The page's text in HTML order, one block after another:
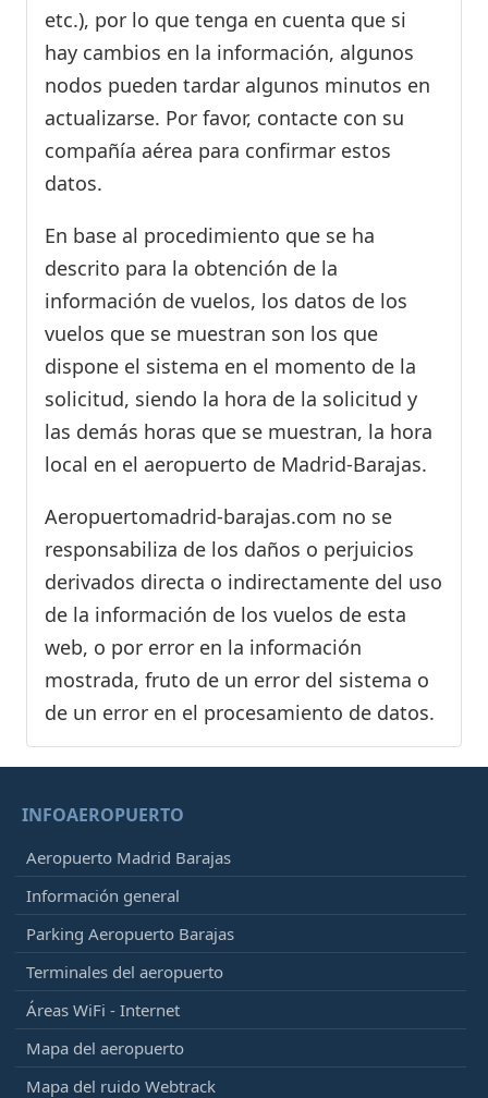
etc.), por lo que tenga en cuenta que si
hay cambios en la información, algunos
nodos pueden tardar algunos minutos en
actualizarse. Por favor, contacte con su
compañía aérea para confirmar estos
datos.
En base al procedimiento que se ha
descrito para la obtención de la
información de vuelos, los datos de los
vuelos que se muestran son los que
dispone el sistema en el momento de la
solicitud, siendo la hora de la solicitud y
las demás horas que se muestran, la hora
local en el aeropuerto de Madrid-Barajas.
Aeropuertomadrid-barajas.com no se
responsabiliza de los daños o perjuicios
derivados directa o indirectamente del uso
de la información de los vuelos de esta
web, o por error en la información
mostrada, fruto de un error del sistema o
de un error en el procesamiento de datos.
INFOAEROPUERTO
Aeropuerto Madrid Barajas
Información general
Parking Aeropuerto Barajas
Terminales del aeropuerto
Áreas WiFi - Internet
Mapa del aeropuerto
Mapa del ruido Webtrack